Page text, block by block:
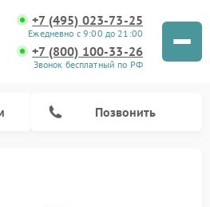
+7 (495) 023-73-25
Ежедневно с 9:00 до 21:00
+7 (800) 100-33-26
Звонок бесплатный по РФ
Позвонить